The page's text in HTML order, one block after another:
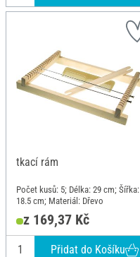
tkací rám
Počet kusů: 5; Délka: 29 cm; Šířka:
18.5 cm; Materiál: Dřevo
z 169,37 Kč
Přidat do Košíku